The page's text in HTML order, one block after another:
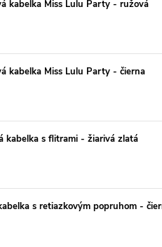
kabelka Miss Lulu Party - ružová
kabelka Miss Lulu Party - čierna
kabelka s flitrami - žiarivá zlatá
s retiazkovým popruhom -